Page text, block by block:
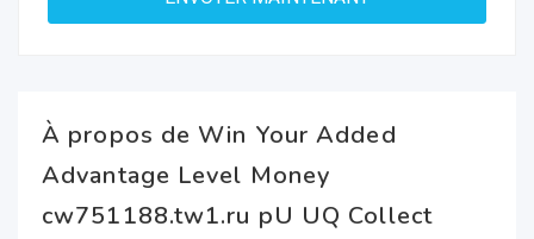
À propos de Win Your Added
Advantage Level Money
cw751188.tw1.ru pU UQ Collect